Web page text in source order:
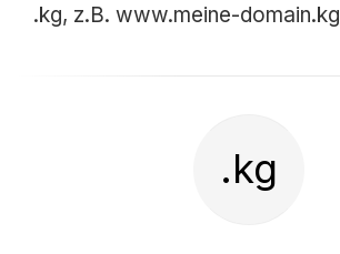
.kg, z.B. www.meine-domain.kg
.kg